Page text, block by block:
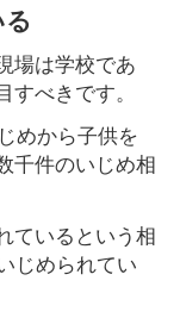
場は学校であ
べきです。
めから子供を
千件のいじめ相
ているという相
じめられてい